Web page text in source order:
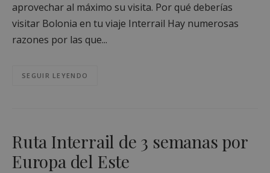
aprovechar al máximo su visita. Por qué deberías
visitar Bolonia en tu viaje Interrail Hay numerosas
razones por las que...
SEGUIR LEYENDO
Ruta Interrail de 3 semanas por
Europa del Este